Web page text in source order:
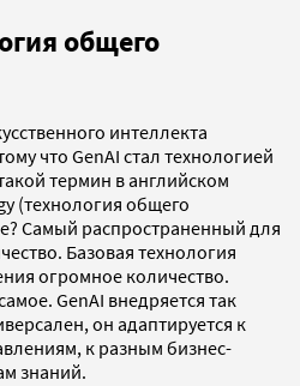
общего
интеллекта
что GenAI стал технологией
термин в английском
(технология общего
Самый распространенный для
Базовая технология
огромное количество.
GenAI внедряется так
он адаптируется к
к разным бизнес-
знаний.